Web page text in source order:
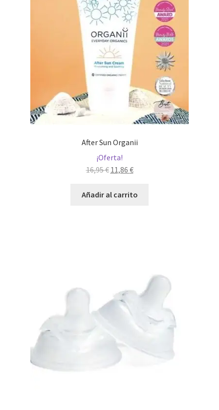
After Sun Organii
¡Oferta!
16,95€ El
original
11,86 €El
actual
Añadir al carrito